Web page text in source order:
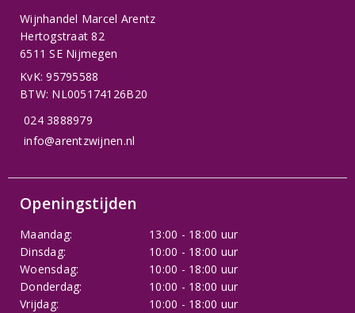
Wijnhandel Marcel Arentz
Hertogstraat 82
6511 SE Nijmegen
KvK: 95795588
BTW: NL005174126B20
024 3888979
info@arentzwijnen.nl
Openingstijden
Maandag:
13:00 - 18:00 uur
Dinsdag:
10:00 - 18:00 uur
Woensdag:
10:00 - 18:00 uur
Donderdag:
10:00 - 18:00 uur
Vrijdag:
10:00 - 18:00 uur